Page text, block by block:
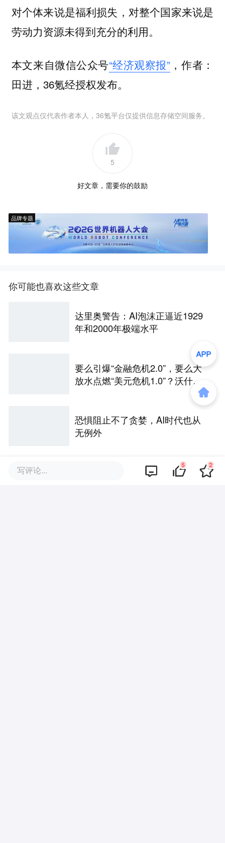
对个体来说是福利损失，对整个国家来说是
劳动力资源未得到充分的利用。
本文来自微信公众号“经济观察报”，作者：
田进，36氪经授权发布。
该文观点仅代表作者本人，36氪平台仅提供信息存储空间服务。
5
好文章，需要你的鼓励
品牌专题
你可能也喜欢这些文章
达里奥警告：AI泡沫正逼近1929
年和2000年极端水平
要么引爆“金融危机2.0”，要么大
放水点燃“美元危机1.0”？沃什面
恐惧阻止不了贪婪，AI时代也从
无例外
服务业增加值41.4万亿：中国人
写评论... 5 2